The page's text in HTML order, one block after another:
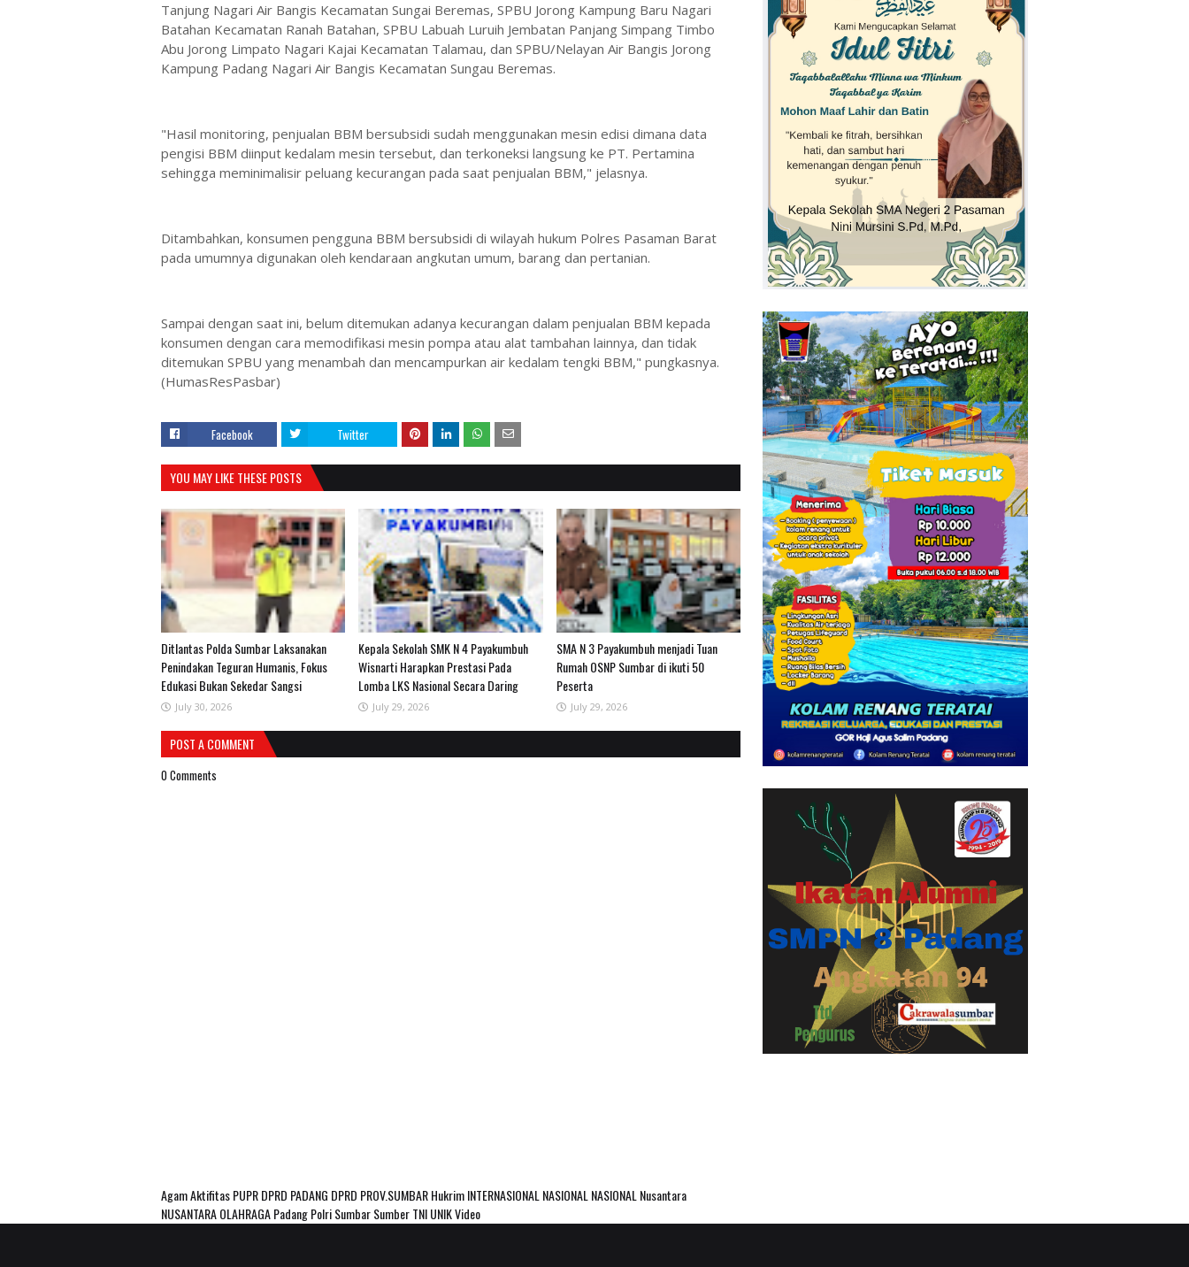
Tanjung Nagari Air Bangis Kecamatan Sungai Beremas, SPBU Jorong Kampung Baru Nagari
Batahan Kecamatan Ranah Batahan, SPBU Labuah Luruih Jembatan Panjang Simpang Timbo
Abu Jorong Limpato Nagari Kajai Kecamatan Talamau, dan SPBU/Nelayan Air Bangis Jorong
Kampung Padang Nagari Air Bangis Kecamatan Sungau Beremas.
"Hasil monitoring, penjualan BBM bersubsidi sudah menggunakan mesin edisi dimana data
pengisi BBM diinput kedalam mesin tersebut, dan terkoneksi langsung ke PT. Pertamina
sehingga meminimalisir peluang kecurangan pada saat penjualan BBM," jelasnya.
Ditambahkan, konsumen pengguna BBM bersubsidi di wilayah hukum Polres Pasaman Barat
pada umumnya digunakan oleh kendaraan angkutan umum, barang dan pertanian.
Sampai dengan saat ini, belum ditemukan adanya kecurangan dalam penjualan BBM kepada
konsumen dengan cara memodifikasi mesin pompa atau alat tambahan lainnya, dan tidak
ditemukan SPBU yang menambah dan mencampurkan air kedalam tengki BBM," pungkasnya.
(HumasResPasbar)
Facebook Twitter
YOU MAY LIKE THESE POSTS
Ditlantas Polda Sumbar Laksanakan
Penindakan Teguran Humanis, Fokus
Edukasi Bukan Sekedar Sangsi
July 30, 2026
Kepala Sekolah SMK N 4 Payakumbuh
Wisnarti Harapkan Prestasi Pada
Lomba LKS Nasional Secara Daring
July 29, 2026
SMA N 3 Payakumbuh menjadi Tuan
Rumah OSNP Sumbar di ikuti 50
Peserta
July 29, 2026
POST A COMMENT
0 Comments
AgamAktifitas PUPRDPRD PADANG DPRD PROV.SUMBARHukrimINTERNASIONAL NASIONAL NASIONAL Nusantara
NUSANTARAOLAHRAGAPadangPolriSumbarSumberTNIUNIKVideo